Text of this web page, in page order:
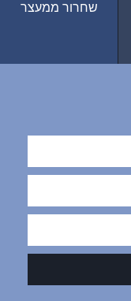
שחרור ממעצר